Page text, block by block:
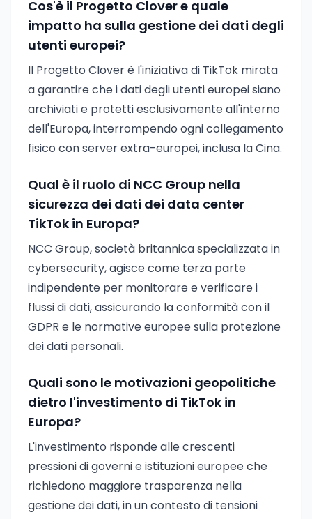
Cos'è il Progetto Clover e quale
impatto ha sulla gestione dei dati degli
utenti europei?
Il Progetto Clover è l'iniziativa di TikTok mirata
a garantire che i dati degli utenti europei siano
archiviati e protetti esclusivamente all'interno
dell'Europa, interrompendo ogni collegamento
fisico con server extra-europei, inclusa la Cina.
Qual è il ruolo di NCC Group nella
sicurezza dei dati dei data center
TikTok in Europa?
NCC Group, società britannica specializzata in
cybersecurity, agisce come terza parte
indipendente per monitorare e verificare i
flussi di dati, assicurando la conformità con il
GDPR e le normative europee sulla protezione
dei dati personali.
Quali sono le motivazioni geopolitiche
dietro l'investimento di TikTok in
Europa?
L'investimento risponde alle crescenti
pressioni di governi e istituzioni europee che
richiedono maggiore trasparenza nella
gestione dei dati, in un contesto di tensioni